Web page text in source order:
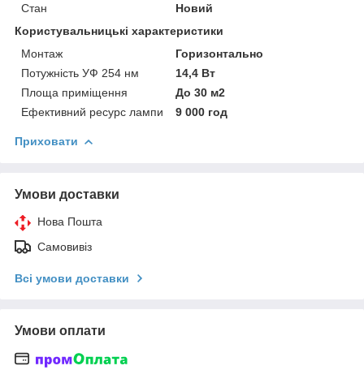
Стан
Новий
Користувальницькі характеристики
Монтаж
Горизонтально
Потужність УФ 254 нм
14,4 Вт
Площа приміщення
До 30 м2
Ефективний ресурс лампи
9 000 год
Приховати
Умови доставки
Нова Пошта
Самовивіз
Всі умови доставки
Умови оплати